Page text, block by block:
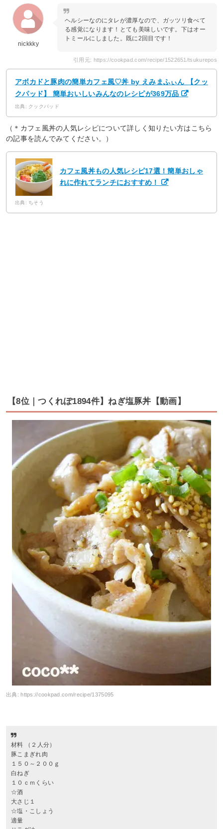
nickkky
ヘルシーなのにタレが濃厚なので、ガッツリ食べて
る感覚になります！とても美味しいです。下はオー
トミールにしました。既に2回目です！
引用元: https://cookpad.com/recipe/1522651/tsukurepos
アボカドと豚肉の簡単カフェ風♡丼 by えみまふぃん 【クッ
クパッド】 簡単おいしいみんなのレシピが369万品
出典: クックパッド
（＊カフェ風丼の人気レシピについて詳しく知りたい方はこちら
の記事を読んでみてください。）
カフェ風丼もの人気レシピ17選！簡単おしゃ
れに作れてランチにおすすめ！
出典: ちそう
【8位｜つくれぽ1894件】ねぎ塩豚丼【動画】
出典: https://cookpad.com/recipe/1375095
材料 （２人分）
豚こまぎれ肉
１５０～２００ｇ
白ねぎ
１０ｃｍくらい
☆酒
大さじ１
☆塩・こしょう
適量